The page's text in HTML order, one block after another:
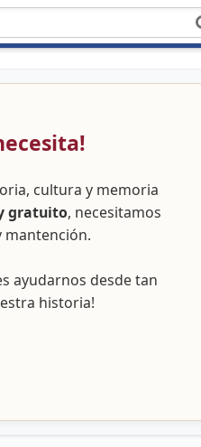
cultura y memoria
gratuito, necesitamos
mantención.
ayudarnos desde tan
historia!